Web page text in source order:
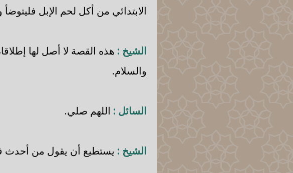
الابتدائي من أكل لحم الإبل
الشيخ : هذه القصة لا أصل لها
والسلام.
السائل : اللهم صلي.
الشيخ : يستطيع أن يقول من أحدث